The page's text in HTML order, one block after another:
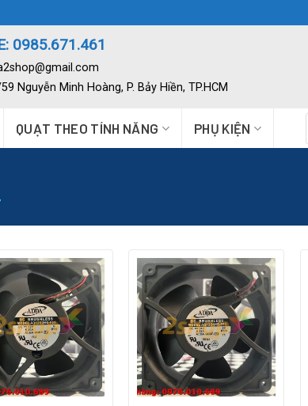
0985.671.461
Nguyễn Minh Hoàng, P. Bảy Hiền, TP.HCM
QUẠT THEO TÍNH NĂNG PHỤ KIỆN